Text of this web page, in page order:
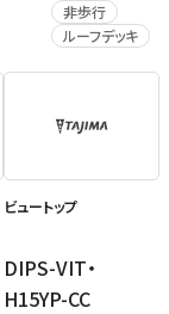
非歩行
ルーフデッキ
ビュートップ
DIPS-VIT・
H15YP-CC